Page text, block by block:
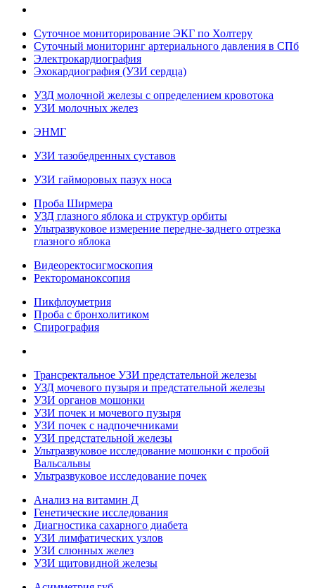
Суточное мониторирование ЭКГ по Холтеру
Суточный мониторинг артериального давления в СПб
Электрокардиография
Эхокардиография (УЗИ сердца)
УЗД молочной железы с определением кровотока
УЗИ молочных желез
ЭНМГ
УЗИ тазобедренных суставов
УЗИ гайморовых пазух носа
Проба Ширмера
УЗД глазного яблока и структур орбиты
Ультразвуковое измерение передне-заднего отрезка
глазного яблока
Видеоректосигмоскопия
Ректороманоксопия
Пикфлоуметрия
Проба с бронхолитиком
Спирография
Трансректальное УЗИ предстательной железы
УЗД мочевого пузыря и предстательной железы
УЗИ органов мошонки
УЗИ почек и мочевого пузыря
УЗИ почек с надпочечниками
УЗИ предстательной железы
Ультразвуковое исследование мошонки с пробой
Вальсальвы
Ультразвуковое исследование почек
Анализ на витамин Д
Генетические исследования
Диагностика сахарного диабета
УЗИ лимфатических узлов
УЗИ слюнных желез
УЗИ щитовидной железы